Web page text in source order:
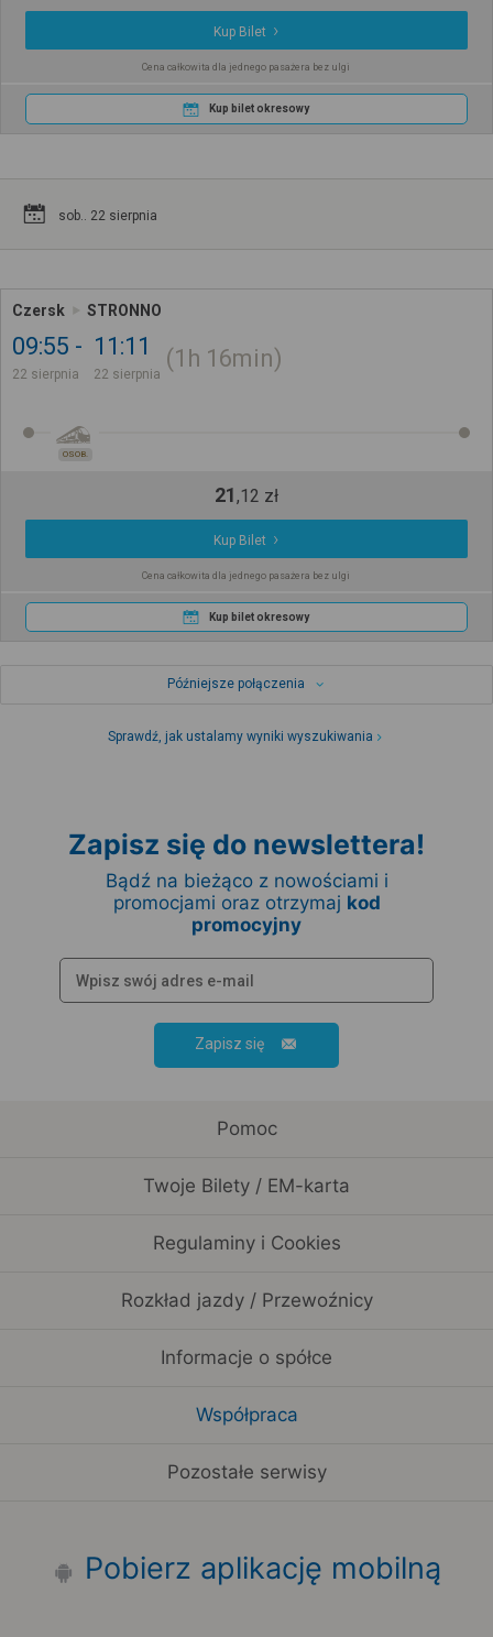
Kup Bilet
Cena całkowita dla jednego pasażera bez ulgi
Kup bilet okresowy
sob.. 22 sierpnia
Czersk STRONNO
09:55
22 sierpnia
11:11
22 sierpnia
1h 16min
OSOB.
21,12 zł
Kup Bilet
Cena całkowita dla jednego pasażera bez ulgi
Kup bilet okresowy
Późniejsze połączenia
Sprawdź, jak ustalamy wyniki wyszukiwania
Zapisz się do newslettera!
Bądź na bieżąco z nowościami i
promocjami oraz otrzymaj kod
promocyjny
Zapisz się
Pomoc
Twoje Bilety / EM-karta
Regulaminy i Cookies
Rozkład jazdy / Przewoźnicy
Informacje o spółce
Współpraca
Pozostałe serwisy
Pobierz aplikację mobilną